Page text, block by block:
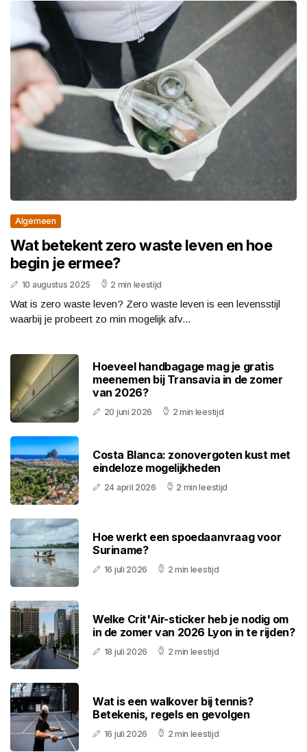
Algemeen
Wat betekent zero waste leven en hoe
begin je ermee?
10 augustus 2025 2 min leestijd
Wat is zero waste leven? Zero waste leven is een levensstijl
waarbij je probeert zo min mogelijk afv...
Hoeveel handbagage mag je gratis
meenemen bij Transavia in de zomer
van 2026?
20 juni 2026 2 min leestijd
Costa Blanca: zonovergoten kust met
eindeloze mogelijkheden
24 april 2026 2 min leestijd
Hoe werkt een spoedaanvraag voor
Suriname?
16 juli 2026 2 min leestijd
Welke Crit'Air-sticker heb je nodig om
in de zomer van 2026 Lyon in te rijden?
18 juli 2026 2 min leestijd
Wat is een walkover bij tennis?
Betekenis, regels en gevolgen
16 juli 2026 2 min leestijd